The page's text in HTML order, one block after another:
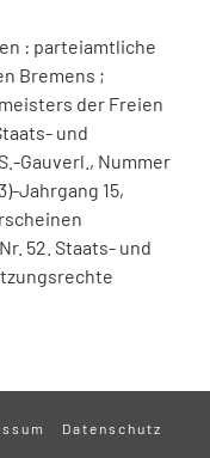
: parteiamtliche
Bremens ;
der Freien
und
Gauverl., Nummer
Jahrgang 15,
52. Staats- und
Datenschutz